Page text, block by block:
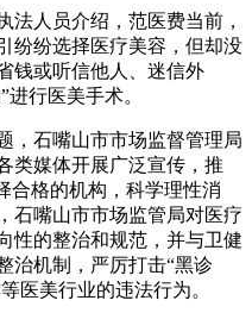
法人员介绍，范医费当前，
纷纷选择医疗美容，但却没
钱或听信他人、迷信外
行医美手术。
，石嘴山市市场监督管理局
类媒体开展广泛宣传，推
合格的机构，科学理性消
石嘴山市市场监管局对医疗
性的整治和规范，并与卫健
治机制，严厉打击“黑诊
医美行业的违法行为。